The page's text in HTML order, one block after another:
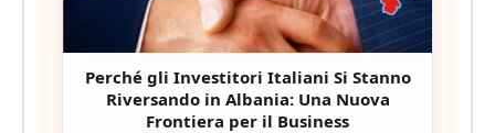
Perché gli Investitori Italiani Si Stanno
Riversando in Albania: Una Nuova
Frontiera per il Business